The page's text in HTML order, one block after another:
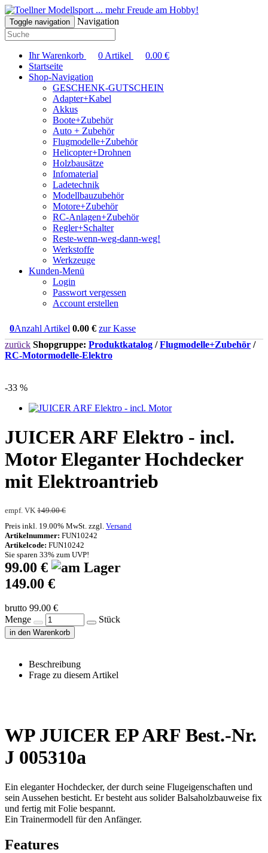
... mehr Freude am Hobby!
Toggle navigation Navigation
Ihr Warenkorb 0 Artikel 0.00 €
Startseite
Shop-Navigation
GESCHENK-GUTSCHEIN
Adapter+Kabel
Akkus
Boote+Zubehör
Auto + Zubehör
Flugmodelle+Zubehör
Helicopter+Drohnen
Holzbausätze
Infomaterial
Ladetechnik
Modellbauzubehör
Motore+Zubehör
RC-Anlagen+Zubehör
Regler+Schalter
Reste-wenn-weg-dann-weg!
Werkstoffe
Werkzeuge
Kunden-Menü
Login
Passwort vergessen
Account erstellen
0Anzahl Artikel 0.00 € zur Kasse
zurück Shopgruppe: Produktkatalog /Flugmodelle+Zubehör /
RC-Motormodelle-Elektro
-33 %
JUICER ARF Elektro - incl.
Motor Eleganter Hochdecker
mit Elektroantrieb
empf. VK 149.00 €
Preis inkl. 19.00% MwSt. zzgl. Versand
Artikelnummer: FUN10242
Artikelcode: FUN10242
Sie sparen 33% zum UVP!
99.00 €
149.00 €
brutto 99.00 €
Menge
Stück
in den Warenkorb
Beschreibung
Frage zu diesem Artikel
WP JUICER EP ARF Best.-Nr.
J 005310a
Ein eleganter Hochdecker, der durch seine Flugeigenschaften und
sein Aussehen besticht. Er besteht aus solider Balsaholzbauweise fix
und fertig mit Folie bespannt.
Ein Trainermodell für den Anfänger.
Features